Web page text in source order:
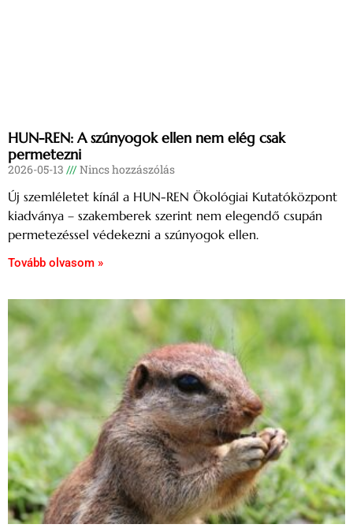
HUN-REN: A szúnyogok ellen nem elég csak
permetezni
2026-05-13 Nincs hozzászólás
Új szemléletet kínál a HUN-REN Ökológiai Kutatóközpont
kiadványa – szakemberek szerint nem elegendő csupán
permetezéssel védekezni a szúnyogok ellen.
Tovább olvasom »